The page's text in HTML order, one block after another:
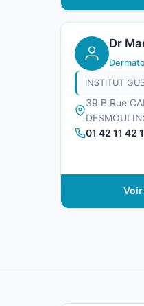
Dr
INSTITUT
39 B Rue
01 42 11 42